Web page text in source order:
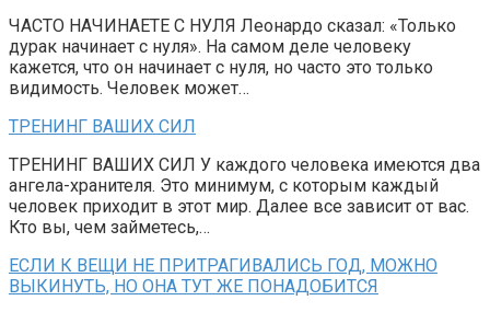
ЧАСТО НАЧИНАЕТЕ С НУЛЯ Леонардо сказал: «Только
дурак начинает с нуля». На самом деле человеку
кажется, что он начинает с нуля, но часто это только
видимость. Человек может…
ТРЕНИНГ ВАШИХ СИЛ
ТРЕНИНГ ВАШИХ СИЛ У каждого человека имеются два
ангела-хранителя. Это минимум, с которым каждый
человек приходит в этот мир. Далее все зависит от вас.
Кто вы, чем займетесь,…
ЕСЛИ К ВЕЩИ НЕ ПРИТРАГИВАЛИСЬ ГОД, МОЖНО
ВЫКИНУТЬ, НО ОНА ТУТ ЖЕ ПОНАДОБИТСЯ